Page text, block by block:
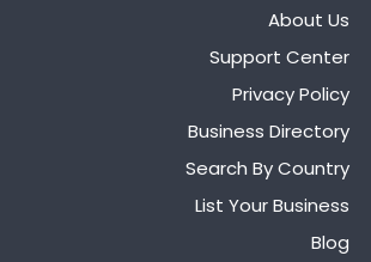
About Us
Support Center
Privacy Policy
Business Directory
Search By Country
List Your Business
Blog